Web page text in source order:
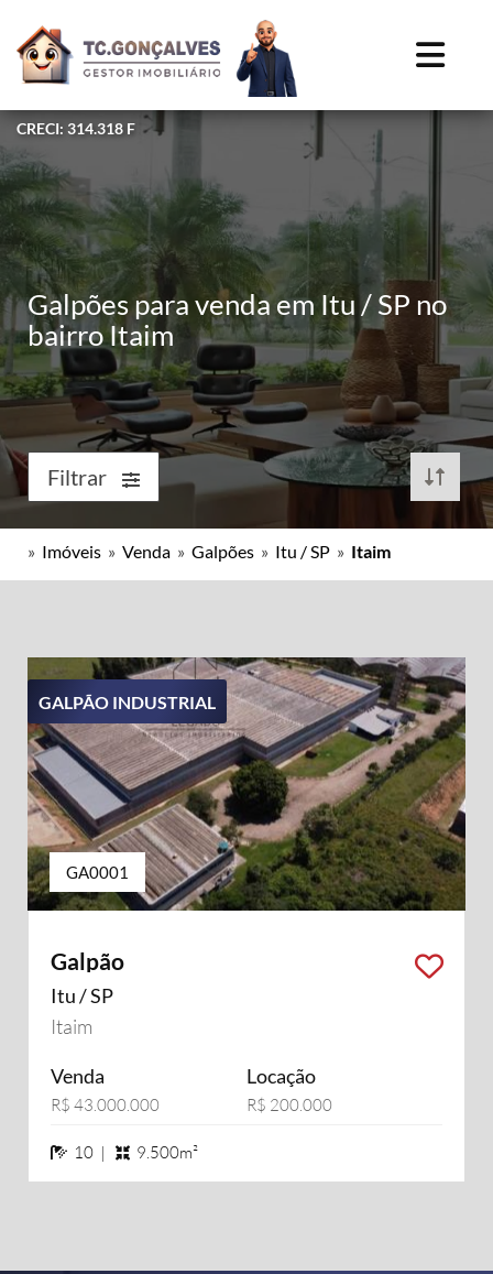
CRECI: 314.318 F
Galpões para venda em Itu / SP no
bairro Itaim
Filtrar
» Imóveis » Venda » Galpões » Itu / SP » Itaim
GALPÃO INDUSTRIAL
GA0001
Galpão
Itu / SP
Itaim
Venda
R$ 43.000.000
Locação
R$ 200.000
10 banheiros
10 | 9.500m²